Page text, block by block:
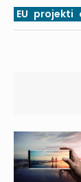
EU projekti